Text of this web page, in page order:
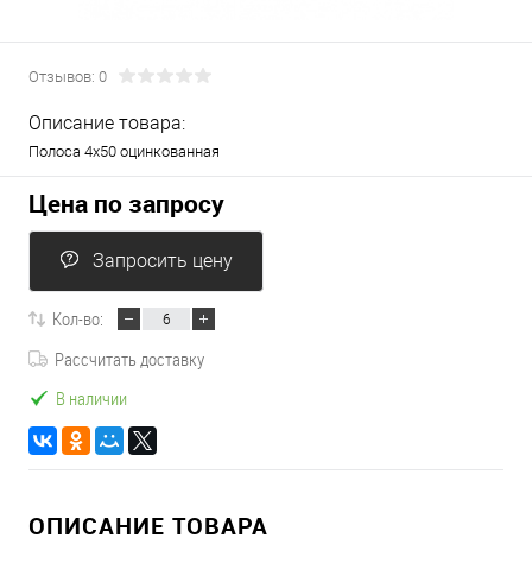
Отзывов: 0
Описание товара:
Полоса 4х50 оцинкованная
Цена по запросу
Запросить цену
Кол-во:
Рассчитать доставку
В наличии
ОПИСАНИЕ ТОВАРА